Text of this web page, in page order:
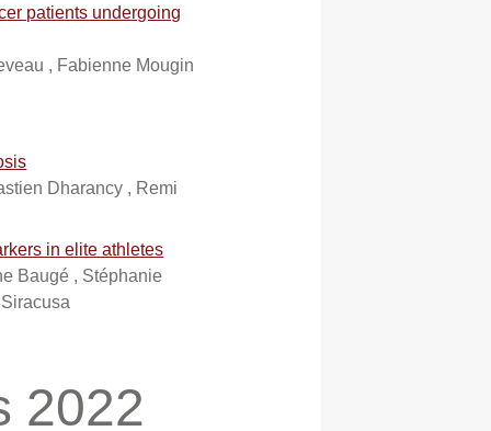
patients undergoing
, Fabienne Mougin
Dharancy , Remi
in elite athletes
Baugé , Stéphanie
2022